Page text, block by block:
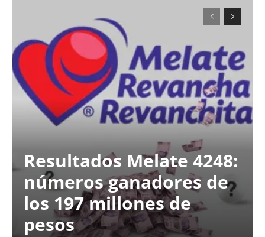
Resultados Melate 4248:
números ganadores de
los 197 millones de
pesos